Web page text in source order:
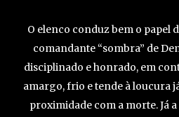
O elenco conduz bem o papel
comandante “sombra” de
disciplinado e honrado, em
amargo, frio e tende à loucura
proximidade com a morte. Já